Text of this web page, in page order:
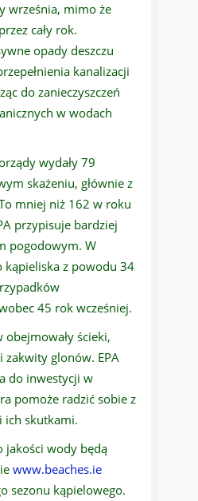
września, mimo że
cały rok.
opady deszczu
kanalizacji
do zanieczyszczeń
w wodach
wydały 79
skażeniu, głównie z
mniej niż 162 w roku
przypisuje bardziej
pogodowym. W
kąpieliska z powodu 34
45 rok wcześniej.
ścieki,
zakwity glonów. EPA
do inwestycji w
pomoże radzić sobie z
ich skutkami.
jakości wody będą
www.beaches.ie
sezonu kąpielowego.